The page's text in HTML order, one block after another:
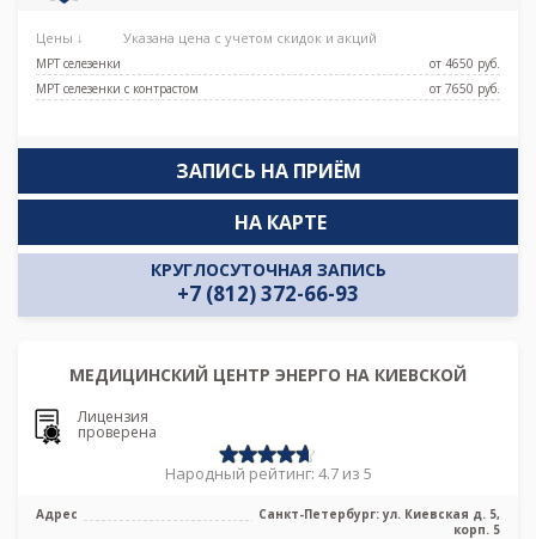
Цены ↓ Указана цена с учетом скидок и акций
МРТ селезенки
от 4650 pуб.
МРТ селезенки с контрастом
от 7650 pуб.
ЗАПИСЬ НА ПРИЁМ
КРУГЛОСУТОЧНАЯ ЗАПИСЬ
+7 (812) 372-66-93
НА КАРТЕ
МЕДИЦИНСКИЙ ЦЕНТР ЭНЕРГО НА КИЕВСКОЙ
Лицензия
проверена
Народный рейтинг: 4.7 из 5
Адрес
Санкт-Петербург: ул. Киевская д. 5,
корп. 5